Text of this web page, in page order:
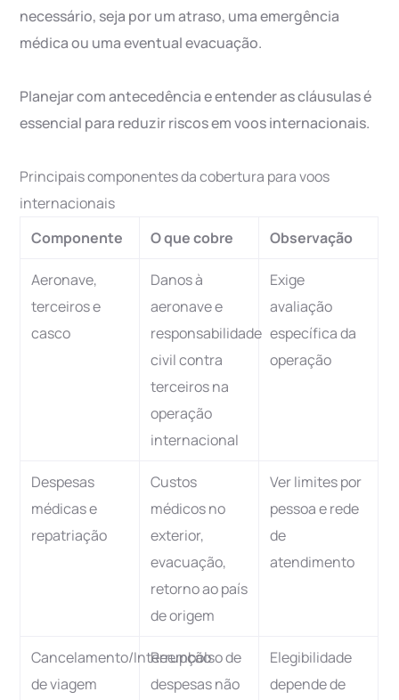
necessário, seja por um atraso, uma emergência
médica ou uma eventual evacuação.
Planejar com antecedência e entender as cláusulas é
essencial para reduzir riscos em voos internacionais.
Principais componentes da cobertura para voos
internacionais
Componente
O que cobre Observação
Aeronave,
terceiros e
casco
Danos à
aeronave e
responsabilidade
civil contra
terceiros na
operação
internacional
Exige
avaliação
específica da
operação
Despesas
médicas e
repatriação
Custos
médicos no
exterior,
evacuação,
retorno ao país
de origem
Ver limites por
pessoa e rede
de
atendimento
Cancelamento/Interrupção
de viagem
Reembolso de
despesas não
Elegibilidade
depende de